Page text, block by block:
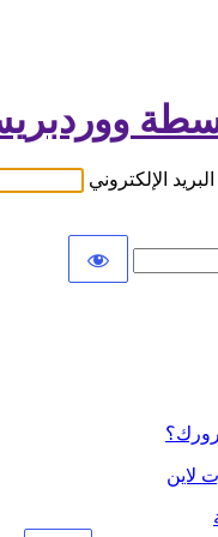
الإلكتروني
لاين